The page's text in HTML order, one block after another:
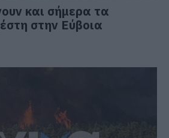
και σήμερα τα
στην Εύβοια